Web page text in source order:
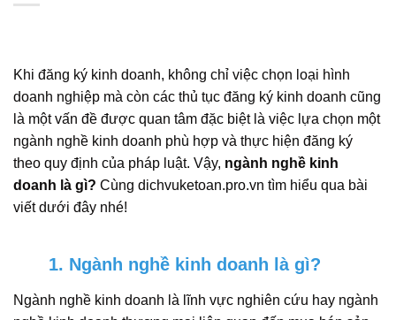
Khi đăng ký kinh doanh, không chỉ việc chọn loại hình
doanh nghiệp mà còn các thủ tục đăng ký kinh doanh cũng
là một vấn đề được quan tâm đặc biệt là việc lựa chọn một
ngành nghề kinh doanh phù hợp và thực hiện đăng ký
theo quy định của pháp luật. Vậy, ngành nghề kinh
doanh là gì? Cùng dichvuketoan.pro.vn tìm hiểu qua bài
viết dưới đây nhé!
1. Ngành nghề kinh doanh là gì?
Ngành nghề kinh doanh là lĩnh vực nghiên cứu hay ngành